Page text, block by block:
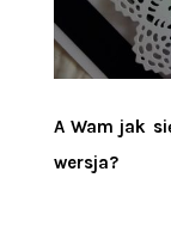
A Wam jak
wersja?